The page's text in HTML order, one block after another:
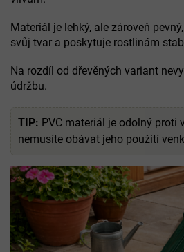
Materiál je lehký, ale zároveň
svůj tvar a poskytuje rostlinám
Na rozdíl od dřevěných variant
údržbu.
TIP: PVC materiál je odolný proti
nemusíte obávat jeho použití